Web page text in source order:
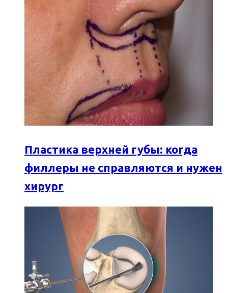
Пластика верхней губы: когда
филлеры не справляются и нужен
хирург